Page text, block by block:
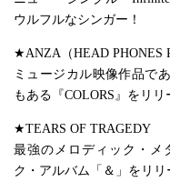
ウルフルなシンガー！
★ANZA（HEAD PHONES
ミュージカル映像作品で
もある『COLORS』をリリ
★TEARS OF TRAGEDY
最強のメロディック・メ
ク・アルバム「＆」をリリ